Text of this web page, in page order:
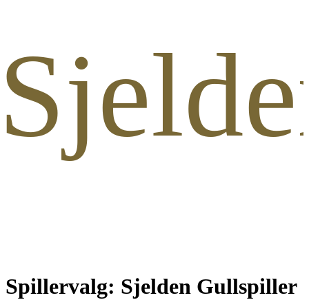
Spillervalg: Sjelden Gullspiller